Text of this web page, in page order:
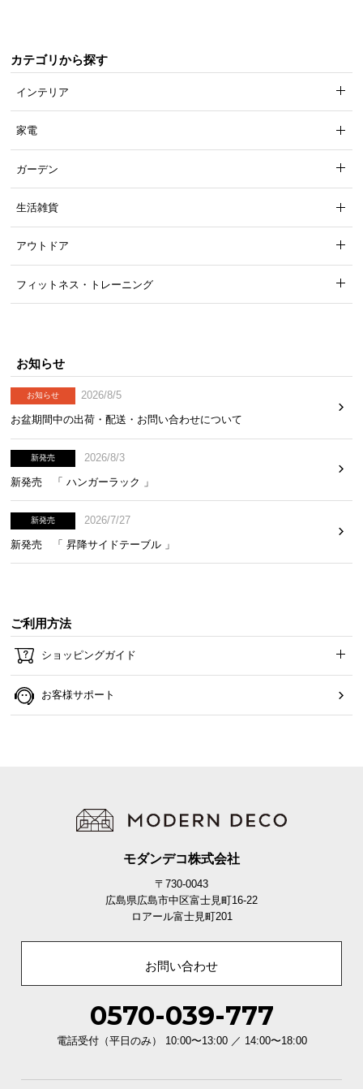
カテゴリから探す
インテリア
家電
ガーデン
生活雑貨
アウトドア
フィットネス・トレーニング
お知らせ
お知らせ
2026/8/5
お盆期間中の出荷・配送・お問い合わせについて
新発売
2026/8/3
新発売 「 ハンガーラック 」
新発売
2026/7/27
新発売 「 昇降サイドテーブル 」
ご利用方法
ショッピングガイド
お客様サポート
モダンデコ株式会社
〒730-0043
広島県広島市中区富士見町16-22
ロアール富士見町201
お問い合わせ
0570-039-777
電話受付（平日のみ） 10:00〜13:00 ／ 14:00〜18:00